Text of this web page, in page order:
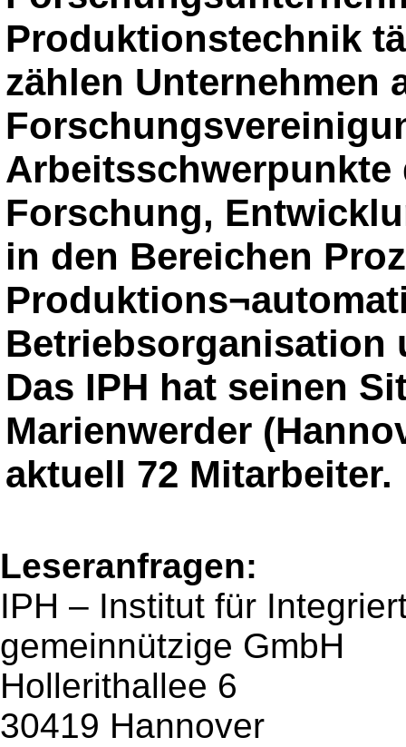
Produktionstechnik
zählen Unternehmen
Arbeitsschwerpunkte
Forschung,
in den Bereichen
Das IPH hat seinen
Marienwerder
aktuell 72 Mitarbeiter.
Leseranfragen:
IPH – Institut für
gemeinnützige GmbH
Hollerithallee 6
30419 Hannover